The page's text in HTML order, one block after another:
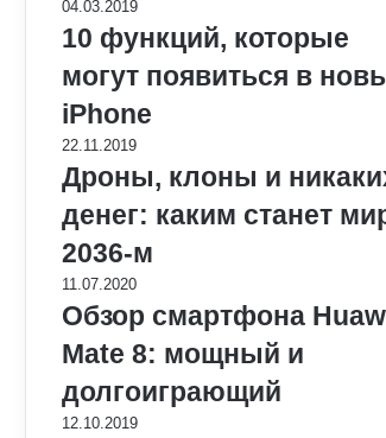
04.03.2019
10 функций, которые
могут появиться в
iPhone
22.11.2019
Дроны, клоны и
денег: каким станет
2036-м
11.07.2020
Обзор смартфона
Mate 8: мощный и
долгоиграющий
12.10.2019